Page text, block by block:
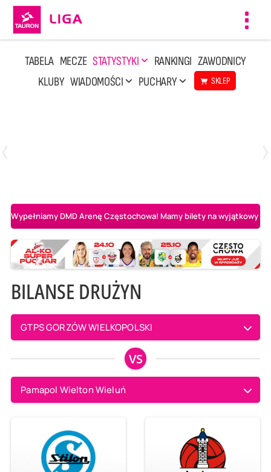
TABELA MECZE STATYSTYKI RANKINGI ZAWODNICY
KLUBY WIADOMOŚCI PUCHARY SKLEP
Wypełniamy DMD Arenę Częstochowa! Mamy bilety na wyjątkowy
BILANSE DRUŻYN
GTPS GORZÓW WIELKOPOLSKI
VS
Pamapol Wielton Wieluń